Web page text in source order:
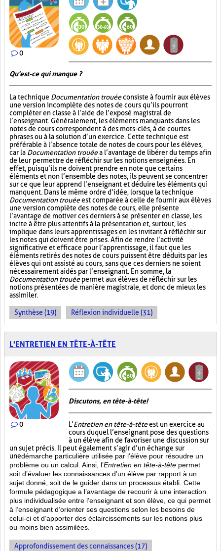
0
Qu'est-ce qui manque ?
La technique Documentation trouéeconsiste à fournir aux élèves
une version incomplète des notes de cours qu’ils pourront
compléter en classe à l’aide de l’exposé magistral de
l’enseignant. Généralement, les éléments manquants dans les
notes de cours correspondent à des mots-clés, à de courtes
phrases ou à la solution d’un exercice. Cette technique est
préférable à l’absence totale de notes de cours pour les élèves,
car la Documentation trouéea l’avantage de libérer du temps afin
de leur permettre de réfléchir sur les notions enseignées. En
effet, puisqu’ils ne doivent prendre en note que certains
éléments et non l’ensemble des notes, ils peuvent se concentrer
sur ce que leur apprend l’enseignant et déduire les éléments qui
manquent. Dans le même ordre d’idée, lorsque la technique
Documentation trouéeest comparée à celle de fournir aux élèves
une version complète des notes de cours, elle présente
l’avantage de motiver ces derniers à se présenter en classe, les
incite à être plus attentifs à la présentation et, surtout, les
implique dans leurs apprentissages en les invitant à réfléchir sur
les notes qui doivent être prises. Afin de rendre l’activité
significative et efficace pour l’apprentissage, il faut que les
éléments retirés des notes de cours puissent être déduits par les
élèves qui ont assisté au cours, sans que ces derniers ne soient
nécessairement aidés par l’enseignant. En somme, la
Documentation trouéepermet aux élèves de réfléchir sur les
notions présentées de manière magistrale, et donc de mieux les
assimiler.
Synthèse (19) Réflexion individuelle (31)
L'ENTRETIEN EN TÊTE-À-TÊTE
0
Discutons, en tête-à-tête!
L’Entretien en tête-à-têteest un exercice au
cours duquel l’enseignant pose des questions
à un élève afin de favoriser une discussion sur
un sujet précis. Il peut également s’agir d’un échange sur
unedémarche particulière utilisée par l’élève pour résoudre un
problème ou un calcul. Ainsi, l’Entretien en tête-à-tête permet
soit d’évaluer les connaissances d’un élève par rapport à un
sujet donné, soit de le guider dans un processus établi. Cette
formule pédagogique a l’avantage de recourir à une interaction
plus individualisée entre l’enseignant et son élève, ce qui permet
à l’enseignant d’orienter ses questions selon les besoins de
celui-ci et d’apporter des éclaircissements sur les notions plus
ou moins bien assimilées.
Approfondissement des connaissances (17)